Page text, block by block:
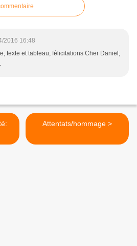
2016 16:48
texte et tableau, félicitations Cher Daniel,
Attentats/hommage >